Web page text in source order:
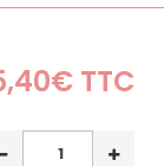
-5% 31,90€ 30,31€
-5% 21,90€ 20,81€
TTC